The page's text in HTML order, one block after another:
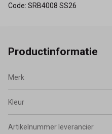
Code: SRB4008 SS26
Productinformatie
Merk
Kleur
Artikelnummer leverancier